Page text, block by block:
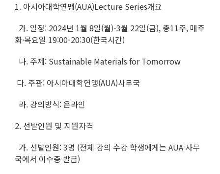
1. 아시아대학연맹(AUA)Lecture Series개요
가. 일정: 2024년 1월 8일(월)-3월 22일(금), 총11주, 매주
화·목요일 19:00-20:30(한국시간)
나. 주제: Sustainable Materials for Tomorrow
다. 주관: 아시아대학연맹(AUA)사무국
라. 강의방식: 온라인
2. 선발인원 및 지원자격
가. 선발인원: 3명 (전체 강의 수강 학생에게는 AUA 사무
국에서 이수증 발급)